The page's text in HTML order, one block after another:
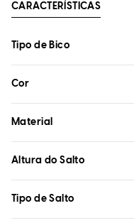
CARACTERÍSTICAS
Tipo de Bico
Cor
Material
Altura do Salto
Tipo de Salto